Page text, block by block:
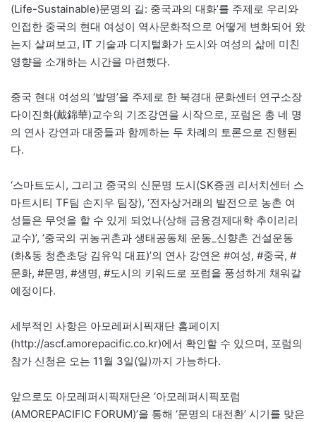
(Life-Sustainable)문명의 길: 중국과의 대화’를 주제로 우리와
인접한 중국의 현대 여성이 역사문화적으로 어떻게 변화되어 왔
는지 살펴보고, IT 기술과 디지털화가 도시와 여성의 삶에 미친
영향을 소개하는 시간을 마련했다.
중국 현대 여성의 ‘발명’을 주제로 한 북경대 문화센터 연구소장
다이진화(戴錦華)교수의 기조강연을 시작으로, 포럼은 총 네 명
의 연사 강연과 대중들과 함께하는 두 차례의 토론으로 진행된
다.
‘스마트도시, 그리고 중국의 신문명 도시(SK증권 리서치센터 스
마트시티 TF팀 손지우 팀장), ‘전자상거래의 발전으로 농촌 여
성들은 무엇을 할 수 있게 되었나(상해 금융경제대학 추이리리
교수)’, ‘중국의 귀농귀촌과 생태공동체 운동_신향촌 건설운동
(화&동 청춘초당 김유익 대표)’의 연사 강연은 #여성, #중국, #
문화, #문명, #생명, #도시의 키워드로 포럼을 풍성하게 채워갈
예정이다.
세부적인 사항은 아모레퍼시픽재단 홈페이지
(http://ascf.amorepacific.co.kr)에서 확인할 수 있으며, 포럼의
참가 신청은 오는 11월 3일(일)까지 가능하다.
앞으로도 아모레퍼시픽재단은 ‘아모레퍼시픽포럼
(AMOREPACIFIC FORUM)’을 통해 ‘문명의 대전환’ 시기를 맞은